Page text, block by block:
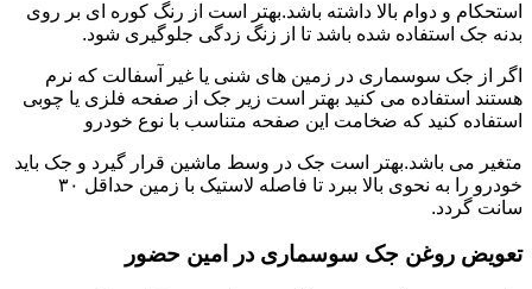
استحکام و دوام بالا داشته باشد.بهتر است از رنگ کوره ای بر روی
بدنه جک استفاده شده باشد تا از زنگ زدگی جلوگیری شود.
اگر از جک سوسماری در زمین های شنی یا غیر آسفالت که نرم
هستند استفاده می کنید بهتر است زیر جک از صفحه فلزی یا چوبی
استفاده کنید که ضخامت این صفحه متناسب با نوع خودرو
متغیر می باشد.بهتر است جک در وسط ماشین قرار گیرد و جک باید
خودرو را به نحوی بالا ببرد تا فاصله لاستیک با زمین حداقل ۳۰
سانت گردد.
تعویض روغن جک سوسماری در امین حضور